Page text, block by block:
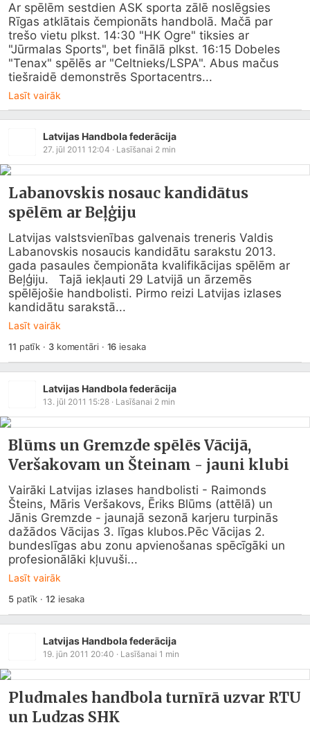
Ar spēlēm sestdien ASK sporta zālē noslēgsies
Rīgas atklātais čempionāts handbolā. Mačā par
trešo vietu plkst. 14:30 "HK Ogre" tiksies ar
"Jūrmalas Sports", bet finālā plkst. 16:15 Dobeles
"Tenax" spēlēs ar "Celtnieks/LSPA". Abus mačus
tiešraidē demonstrēs Sportacentrs...
Lasīt vairāk
Latvijas Handbola federācija
27. jūl 2011 12:04 · Lasīšanai 2 min
Labanovskis nosauc kandidātus
spēlēm ar Beļģiju
Latvijas valstsvienības galvenais treneris Valdis
Labanovskis nosaucis kandidātu sarakstu 2013.
gada pasaules čempionāta kvalifikācijas spēlēm ar
Beļģiju.   Tajā iekļauti 29 Latvijā un ārzemēs
spēlējošie handbolisti. Pirmo reizi Latvijas izlases
kandidātu sarakstā...
Lasīt vairāk
11 patīk · 3komentāri · 16 iesaka
Latvijas Handbola federācija
13. jūl 2011 15:28 · Lasīšanai 2 min
Blūms un Gremzde spēlēs Vācijā,
Veršakovam un Šteinam - jauni klubi
Vairāki Latvijas izlases handbolisti - Raimonds
Šteins, Māris Veršakovs, Ēriks Blūms (attēlā) un
Jānis Gremzde - jaunajā sezonā karjeru turpinās
dažādos Vācijas 3. līgas klubos.Pēc Vācijas 2.
bundeslīgas abu zonu apvienošanas spēcīgāki un
profesionālāki kļuvuši...
Lasīt vairāk
5patīk ·12 iesaka
Latvijas Handbola federācija
19. jūn 2011 20:40 · Lasīšanai 1 min
Pludmales handbola turnīrā uzvar RTU
un Ludzas SHK